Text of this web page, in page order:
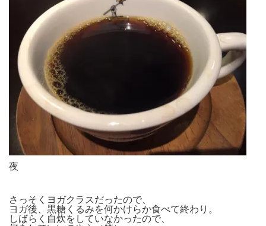
夜
さっそくヨガクラスだったので、
ヨガ後、黒糖くるみを何かけらか食べて終わり。
しばらく自炊をしていなかったので、